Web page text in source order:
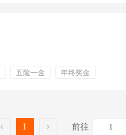
五险一金
年终奖金
1 前往